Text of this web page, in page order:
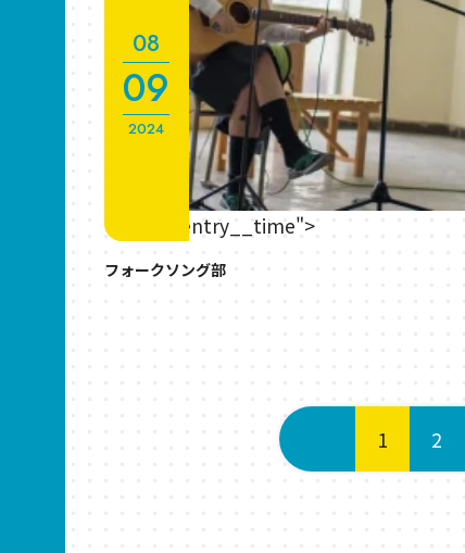
2024
08
09
" class="entry__time">
フォークソング部
1 2